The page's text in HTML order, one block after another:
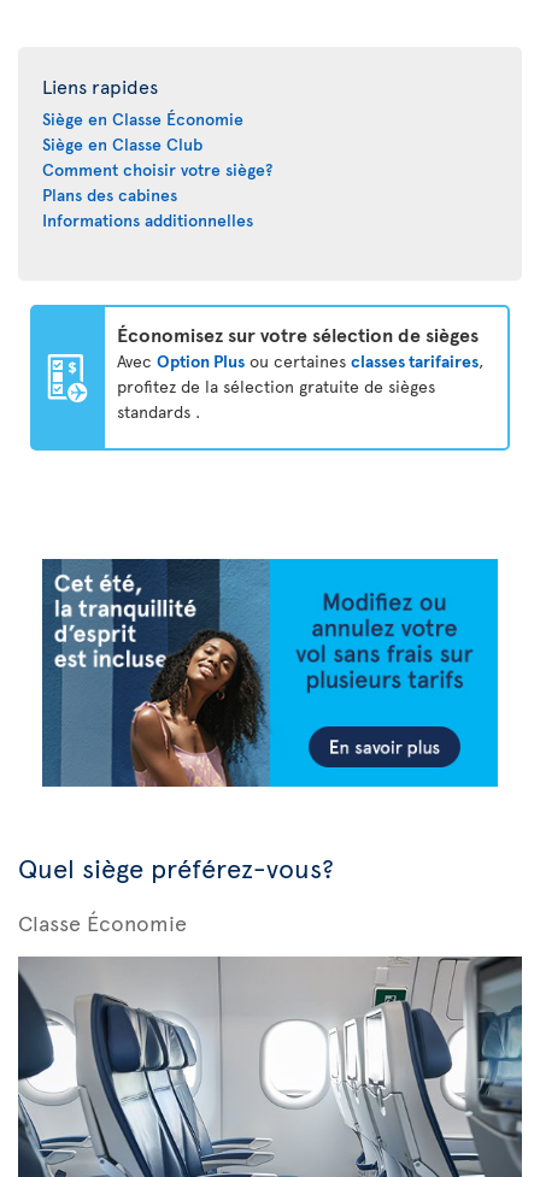
Liens rapides
Siège en Classe Économie
Siège en Classe Club
Comment choisir votre siège?
Plans des cabines
Informations additionnelles
Économisez sur votre sélection de sièges
Avec Option Plus ou certaines classes tarifaires,
profitez de la sélection gratuite de sièges
standards .
Quel siège préférez-vous?
Classe Économie